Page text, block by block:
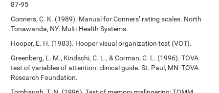
87-95
Conners, C. K. (1989). Manual for Conners’ rating scales. North
Tonawanda, NY: Multi-Health Systems.
Hooper, E. H. (1983). Hooper visual organization test (VOT).
Greenberg, L. M., Kindschi, C. L., & Corman, C. L. (1996). TOVA
test of variables of attention: clinical guide. St. Paul, MN: TOVA
Research Foundation.